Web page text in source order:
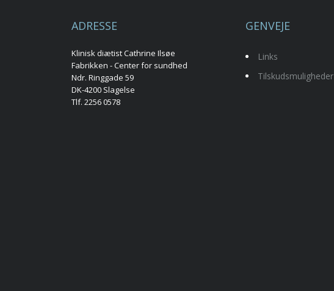
ADRESSE
Klinisk diætist Cathrine Ilsøe
Fabrikken - Center for sundhed
Ndr. Ringgade 59
DK-4200 Slagelse
Tlf. 2256 0578
GENVEJE
Links
Tilskudsmuligheder